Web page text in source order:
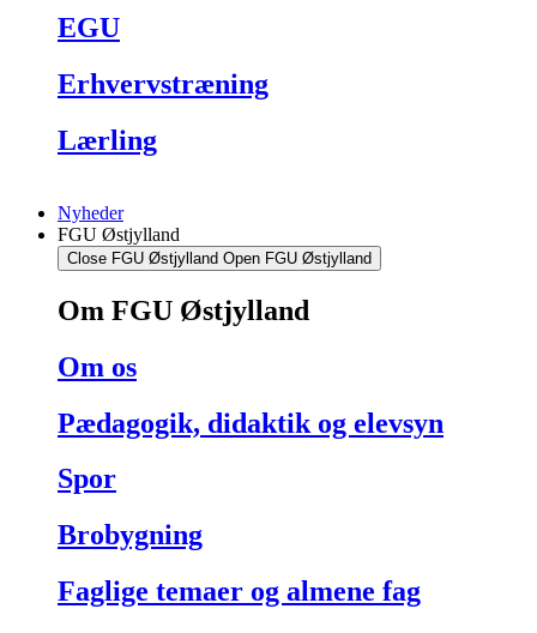
EGU
Erhvervstræning
Lærling
Nyheder
FGU Østjylland
Close FGU Østjylland Open FGU Østjylland
Om FGU Østjylland
Om os
Pædagogik, didaktik og elevsyn
Spor
Brobygning
Faglige temaer og almene fag